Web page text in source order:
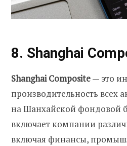
8. Shanghai
Shanghai Composite— это
производительность всех
на Шанхайской фондовой
включает компании
включая финансы,